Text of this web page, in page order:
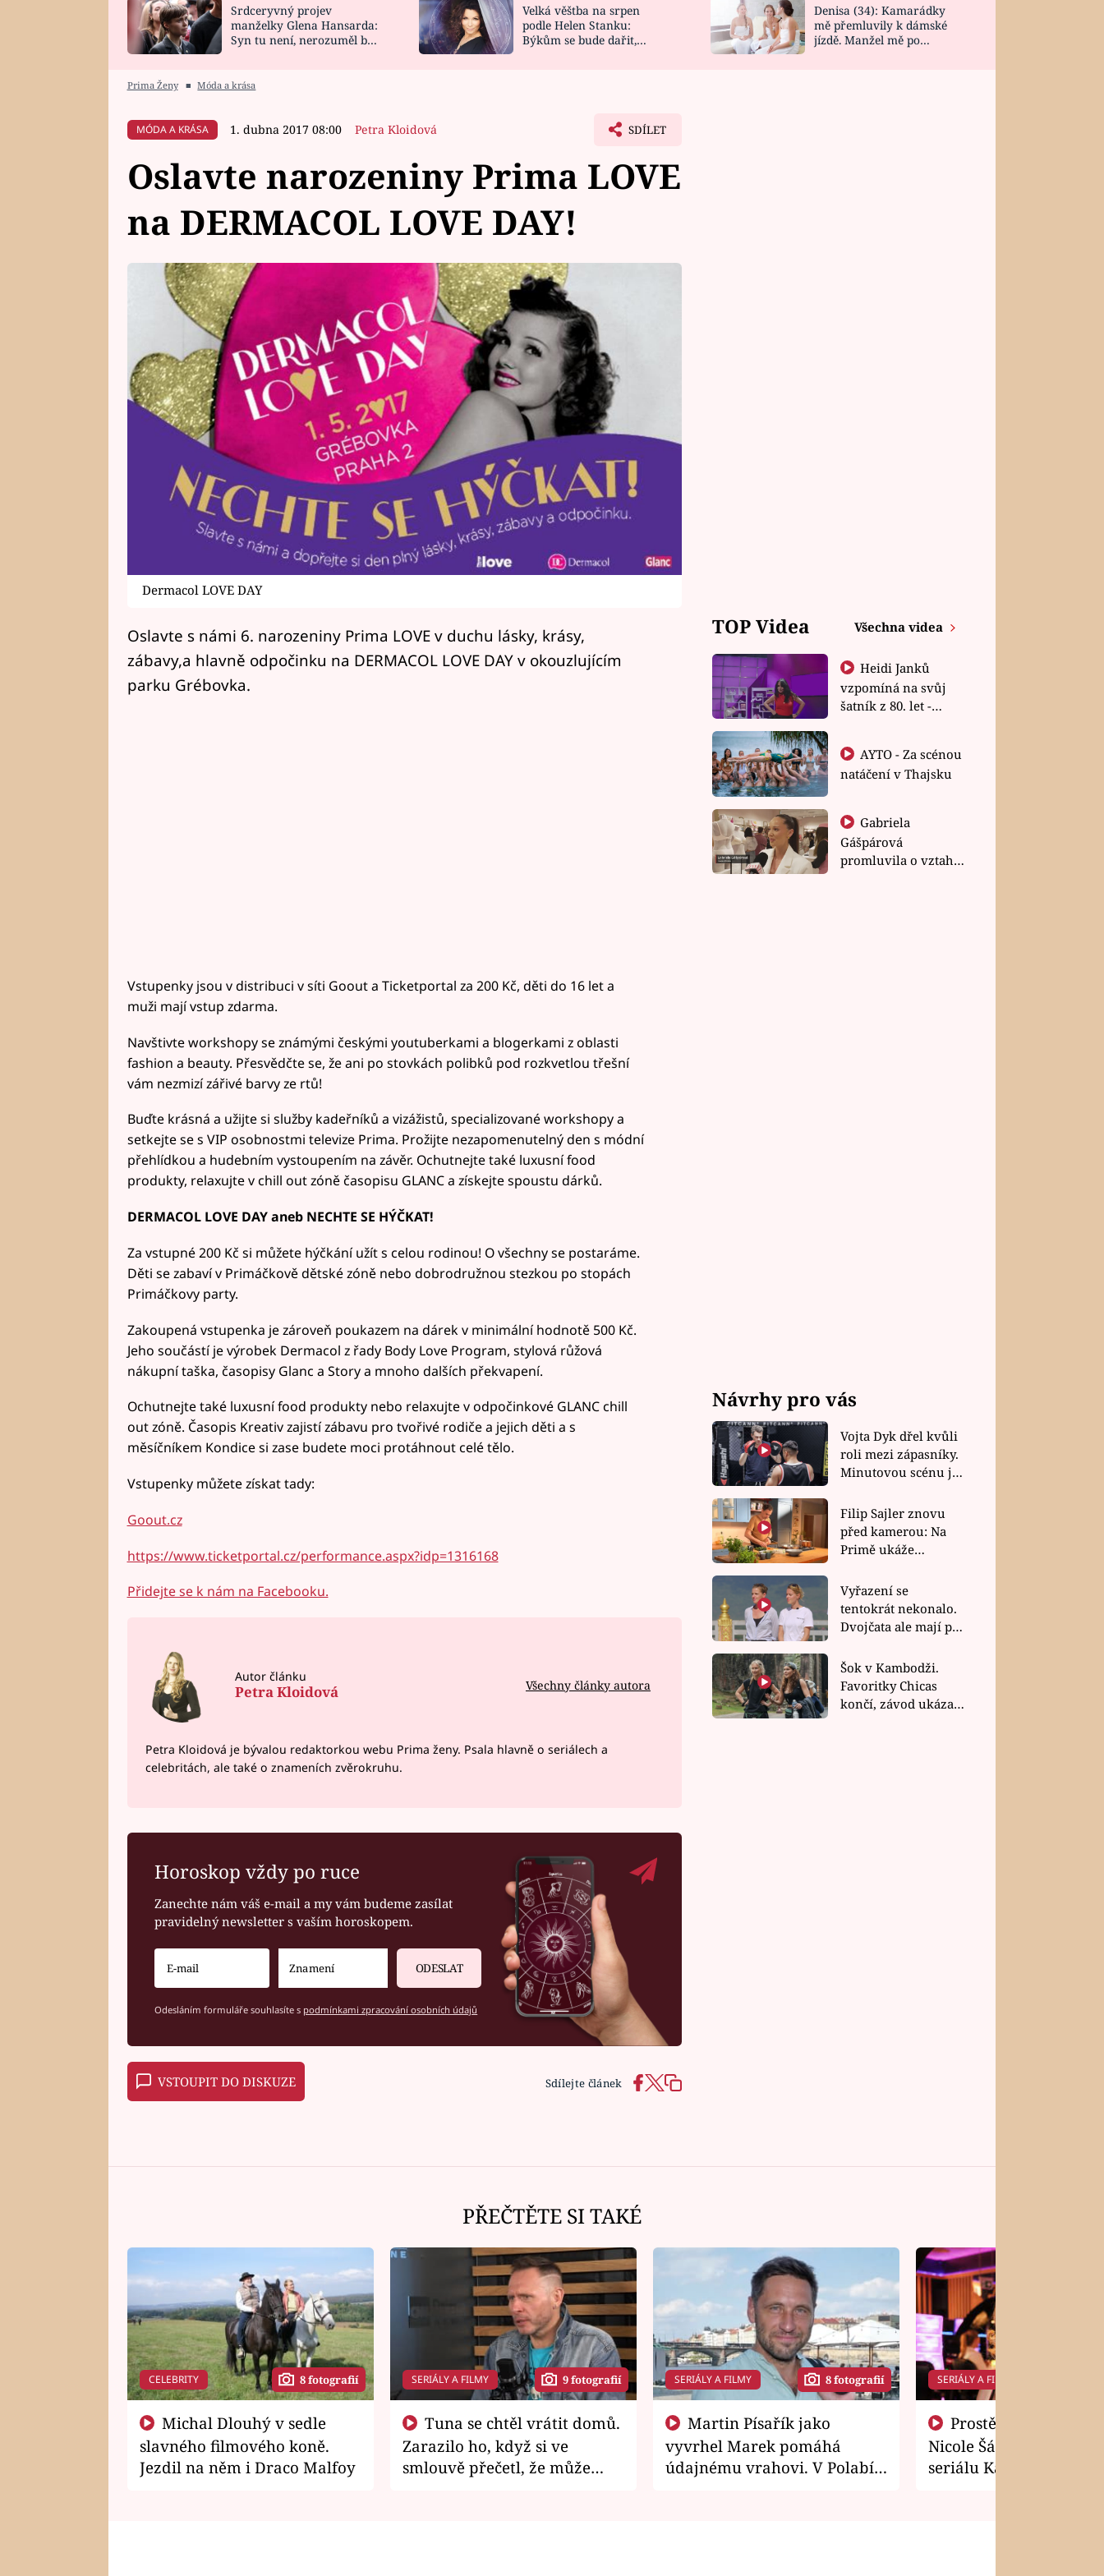
HOROSKOP NA
CELEBRITY
VAŘENÍ
NOVINKY
VIDEORECEPTY
DESIGN
Srdceryvný projev
manželky Glena Hansarda:
Syn tu není, nerozuměl by
Velká věštba na srpen
podle Helen Stanku:
Býkům se bude dařit,
Denisa (34): Kamarádky
mě přemluvily k dámské
jízdě. Manžel mě po
Prima Ženy ■ Móda a krása
MÓDA A KRÁSA 1. dubna 2017 08:00 Petra Kloidová SDÍLET
Oslavte narozeniny Prima LOVE
na DERMACOL LOVE DAY!
Dermacol LOVE DAY
Oslavte s námi 6. narozeniny Prima LOVE v duchu lásky, krásy,
zábavy,a hlavně odpočinku na DERMACOL LOVE DAY v okouzlujícím
parku Grébovka.
Vstupenky jsou v distribuci v síti Goout a Ticketportal za 200 Kč, děti do 16 let a
muži mají vstup zdarma.
Navštivte workshopy se známými českými youtuberkami a blogerkami z oblasti
fashion a beauty. Přesvědčte se, že ani po stovkách polibků pod rozkvetlou třešní
vám nezmizí zářivé barvy ze rtů!
Buďte krásná a užijte si služby kadeřníků a vizážistů, specializované workshopy a
setkejte se s VIP osobnostmi televize Prima. Prožijte nezapomenutelný den s módní
přehlídkou a hudebním vystoupením na závěr. Ochutnejte také luxusní food
produkty, relaxujte v chill out zóně časopisu GLANC a získejte spoustu dárků.
DERMACOL LOVE DAY aneb NECHTE SE HÝČKAT!
Za vstupné 200 Kč si můžete hýčkání užít s celou rodinou! O všechny se postaráme.
Děti se zabaví v Primáčkově dětské zóně nebo dobrodružnou stezkou po stopách
Primáčkovy party.
Zakoupená vstupenka je zároveň poukazem na dárek v minimální hodnotě 500 Kč.
Jeho součástí je výrobek Dermacol z řady Body Love Program, stylová růžová
nákupní taška, časopisy Glanc a Story a mnoho dalších překvapení.
Ochutnejte také luxusní food produkty nebo relaxujte v odpočinkové GLANC chill
out zóně. Časopis Kreativ zajistí zábavu pro tvořivé rodiče a jejich děti a s
měsíčníkem Kondice si zase budete moci protáhnout celé tělo.
Vstupenky můžete získat tady:
Goout.cz
https://www.ticketportal.cz/performance.aspx?idp=1316168
Přidejte se k nám na Facebooku.
Autor článku
Petra Kloidová Všechny články autora
Petra Kloidová je bývalou redaktorkou webu Prima ženy. Psala hlavně o seriálech a
celebritách, ale také o znameních zvěrokruhu.
Horoskop vždy po ruce
Zanechte nám váš e-mail a my vám budeme zasílat
pravidelný newsletter s vaším horoskopem.
ODESLAT
Odesláním formuláře souhlasíte s podmínkami zpracování osobních údajů
VSTOUPIT DO DISKUZE Sdílejte článek
TOP Videa Všechna videa
Heidi Janků
vzpomíná na svůj
šatník z 80. let -
natáčení v Thajsku
Gabriela
Gášpárová
promluvila o vztahu
Návrhy pro vás
Vojta Dyk dřel kvůli
roli mezi zápasníky.
Minutovou scénu jel
Filip Sajler znovu
před kamerou: Na
Primě ukáže
rychlé recepty
Vyřazení se
tentokrát nekonalo.
Dvojčata ale mají po
závodu nůž na krku
Šok v Kambodži.
Favoritky Chicas
končí, závod ukázal
PŘEČTĚTE SI TAKÉ
CELEBRITY 8 fotografií
slavného filmového koně.
Jezdil na něm i Draco Malfoy
SERIÁLY A FILMY 9 fotografií
Zarazilo ho, když si ve
smlouvě přečetl, že může
SERIÁLY A FILMY 8 fotografií
vyvrhel Marek pomáhá
údajnému vrahovi. V Polabí
SERIÁLY A FILMY
Nicole Šáchová získala
seriálu Kamarádi